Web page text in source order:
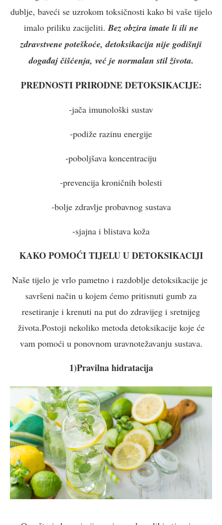
dublje, baveći se uzrokom toksičnosti kako bi vaše tijelo
imalo priliku zacijeliti.Bez obzira imate li ili ne
zdravstvene poteškoće, detoksikacija nije godišnji
događaj čišćenja, već je normalan stil života.
PREDNOSTI PRIRODNE DETOKSIKACIJE:
-jača imunološki sustav
-podiže razinu energije
-poboljšava koncentraciju
-prevencija kroničnih bolesti
-bolje zdravlje probavnog sustava
-sjajna i blistava koža
KAKO POMOĆI TIJELU U DETOKSIKACIJI
Naše tijelo je vrlo pametno i razdoblje detoksikacije je
savršeni način u kojem ćemo pritisnuti gumb za
resetiranje i krenuti na put do zdravijeg i sretnijeg
života.Postoji nekoliko metoda detoksikacije koje će
vam pomoći u ponovnom uravnotežavanju sustava.
1)Pravilna hidratacija